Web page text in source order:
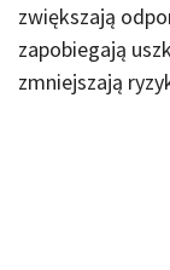
zwiększają
zapobiegają
zmniejszają